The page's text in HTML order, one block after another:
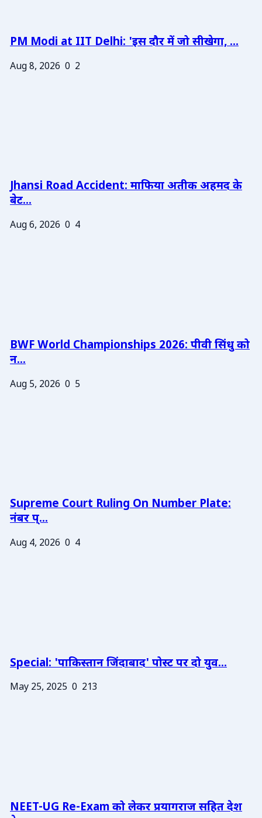
PM Modi at IIT Delhi: 'इस दौर में जो सीखेगा, ...
Aug 8, 2026 0 2
Jhansi Road Accident: माफिया अतीक अहमद के
बेट...
Aug 6, 2026 0 4
BWF World Championships 2026: पीवी सिंधु को
न...
Aug 5, 2026 0 5
Supreme Court Ruling On Number Plate:
नंबर प्...
Aug 4, 2026 0 4
Special: 'पाकिस्तान जिंदाबाद' पोस्ट पर दो युव...
May 25, 2025 0 213
NEET-UG Re-Exam को लेकर प्रयागराज सहित देश